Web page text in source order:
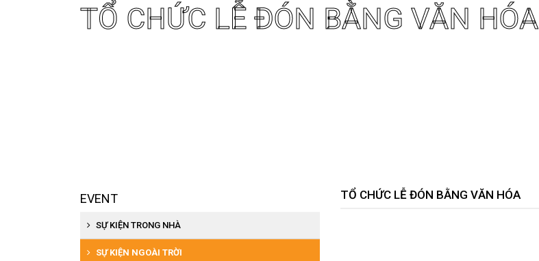
TỔ CHỨC LỄ ĐÓN BẰNG VĂN HÓA
TỔ CHỨC LỄ ĐÓN BẰNG VĂN HÓA
EVENT
SỰ KIỆN TRONG NHÀ
Tổ chức khai trương, khánh thành
SỰ KIỆN NGOÀI TRỜI